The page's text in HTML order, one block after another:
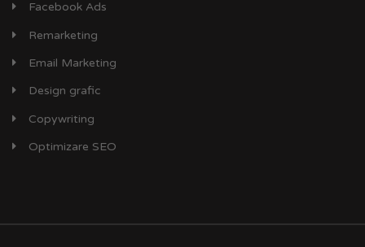
Facebook Ads
Remarketing
Email Marketing
Design grafic
Copywriting
Optimizare SEO